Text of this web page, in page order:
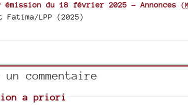
émission du 18 février 2025 - Annonces
(
Fatima/LPP (2025)
commentaire
a priori